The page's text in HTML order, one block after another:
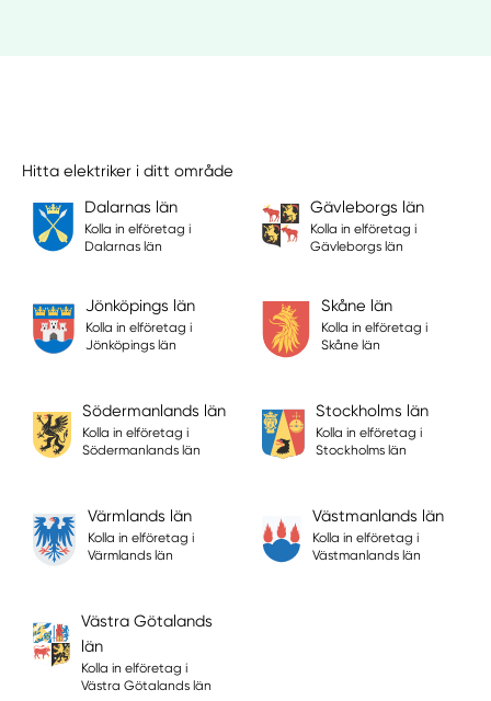
Hitta elektriker i ditt område
Dalarnas län
Kolla in elföretag i
Dalarnas län
Gävleborgs län
Kolla in elföretag i
Gävleborgs län
Jönköpings län
Kolla in elföretag i
Jönköpings län
Skåne län
Kolla in elföretag i
Skåne län
Södermanlands län
Kolla in elföretag i
Södermanlands län
Stockholms län
Kolla in elföretag i
Stockholms län
Värmlands län
Kolla in elföretag i
Värmlands län
Västmanlands län
Kolla in elföretag i
Västmanlands län
Västra Götalands
län
Kolla in elföretag i
Västra Götalands län